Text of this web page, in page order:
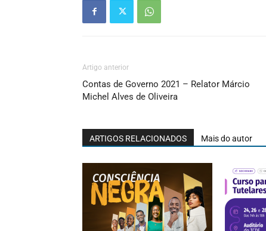
Artigo anterior
Contas de Governo 2021 – Relator Márcio
Michel Alves de Oliveira
ARTIGOS RELACIONADOS Mais do autor